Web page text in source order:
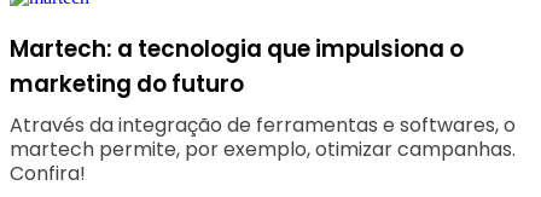
Martech: a tecnologia que impulsiona o
marketing do futuro
Através da integração de ferramentas e softwares, o
martech permite, por exemplo, otimizar campanhas.
Confira!